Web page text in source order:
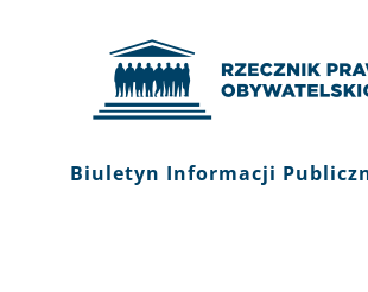
Biuletyn Informacji